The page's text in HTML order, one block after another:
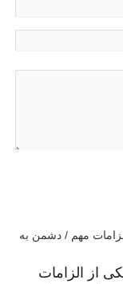
از الزامات